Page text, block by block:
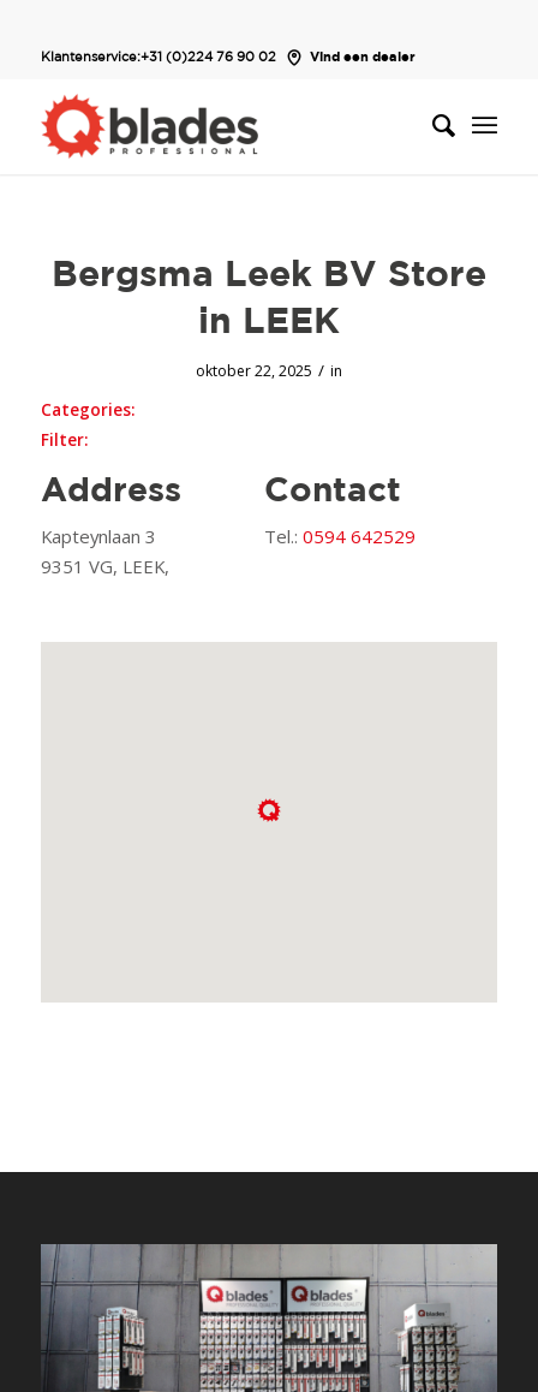
Klantenservice:+31 (0)224 76 90 02 Vind een dealer
Bergsma Leek BV Store
in LEEK
oktober 22, 2025 / in
Categories:
Filter:
Address
Kapteynlaan 3
9351 VG, LEEK,
Contact
Tel.:0594 642529